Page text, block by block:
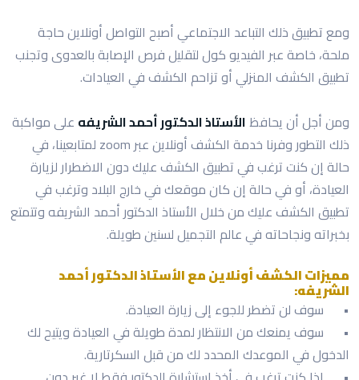
ومع تطبيق ذلك التباعد الاجتماعي أصبح التواصل أونلاين حاجة
ملحة، خاصة عبر الفيديو كول لتقليل فرص الإصابة بالعدوى وتجنب
تطبيق الكشف المنزلي أو تزاحم الكشف في العيادات.
ومن أجل أن يحافظالأستاذ الدكتور أحمد الشريفه على مواكبة
ذلك التطور وفرنا خدمة الكشف أونلاين عبر zoom لمتابعينا، في
حالة إن كنت ترغب في تطبيق الكشف عليك دون الاضطرار لزيارة
العيادة، أو في حالة إن كان موقعك في خارج البلاد وترغب في
تطبيق الكشف عليك من خلال الأستاذ الدكتور أحمد الشريفه وتتمتع
بخبراته ونجاحاته في عالم التجميل لسنين طويلة.
مميزات الكشف أونلاين مع الأستاذ الدكتور أحمد
الشريفه:
•
سوف لن تضطر للجوء إلى زيارة العيادة.
•
سوف يمنعك من الانتظار لمدة طويلة في العيادة ويتيح لك
الدخول في الموعدك المحدد لك من قبل السكرتارية.